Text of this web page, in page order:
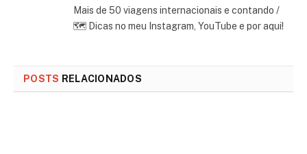
Mais de 50 viagens internacionais e contando /
🗺 Dicas no meu Instagram, YouTube e por aqui!
POSTS RELACIONADOS